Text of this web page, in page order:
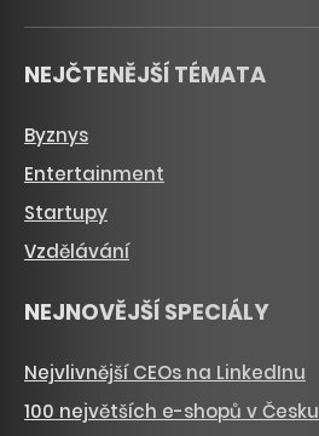
NEJČTENĚJŠÍ TÉMATA
Byznys
Entertainment
Startupy
Vzdělávání
NEJNOVĚJŠÍ SPECIÁLY
Nejvlivnější CEOs na LinkedInu
100 největších e-shopů v Česku